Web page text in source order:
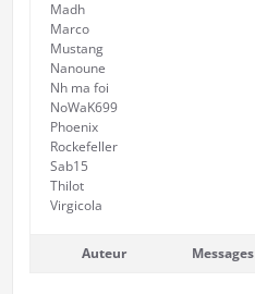
Madh
Marco
Mustang
Nanoune
Nh ma foi
NoWaK699
Phoenix
Rockefeller
Sab15
Thilot
Virgicola
Auteur Messages